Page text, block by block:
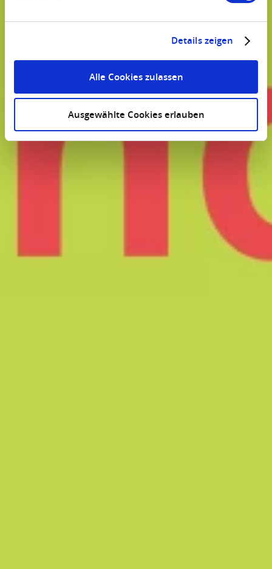
Details zeigen
Alle Cookies zulassen
Ausgewählte Cookies erlauben